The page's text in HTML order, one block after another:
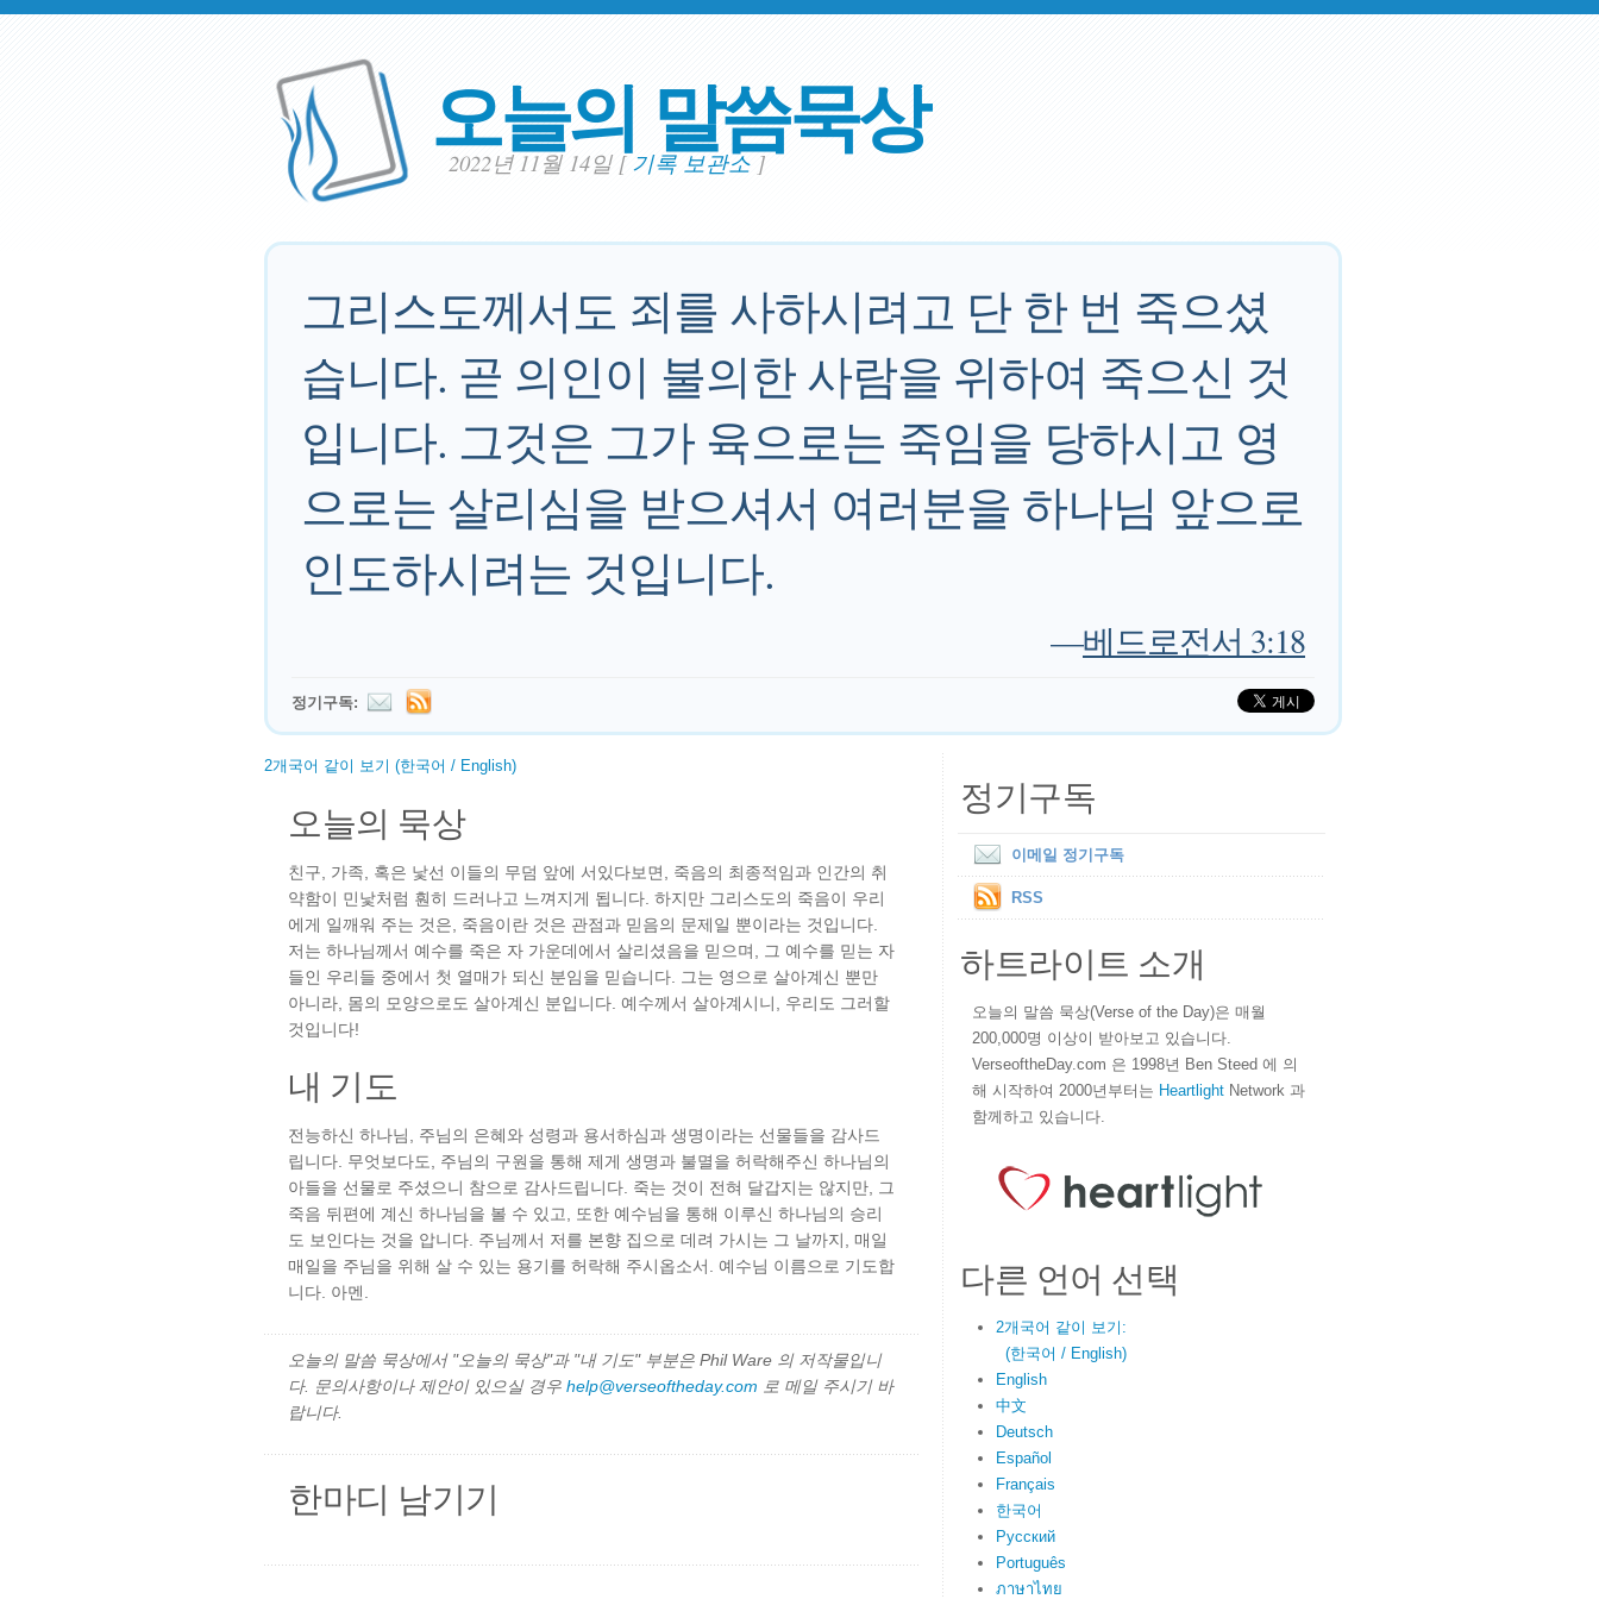
오늘의 말씀묵상
2022년 11월 14일 [기록 보관소]
그리스도께서도 죄를 사하시려고 단 한 번 죽으셨
습니다. 곧 의인이 불의한 사람을 위하여 죽으신 것
입니다. 그것은 그가 육으로는 죽임을 당하시고 영
으로는 살리심을 받으셔서 여러분을 하나님 앞으로
인도하시려는 것입니다.
—베드로전서 3:18
정기구독:
2개국어 같이 보기 (한국어 / English)
오늘의 묵상
친구, 가족, 혹은 낯선 이들의 무덤 앞에 서있다보면, 죽음의 최종적임과 인간의 취
약함이 민낯처럼 훤히 드러나고 느껴지게 됩니다. 하지만 그리스도의 죽음이 우리
에게 일깨워 주는 것은, 죽음이란 것은 관점과 믿음의 문제일 뿐이라는 것입니다.
저는 하나님께서 예수를 죽은 자 가운데에서 살리셨음을 믿으며, 그 예수를 믿는 자
들인 우리들 중에서 첫 열매가 되신 분임을 믿습니다. 그는 영으로 살아계신 뿐만
아니라, 몸의 모양으로도 살아계신 분입니다. 예수께서 살아계시니, 우리도 그러할
것입니다!
내 기도
전능하신 하나님, 주님의 은혜와 성령과 용서하심과 생명이라는 선물들을 감사드
립니다. 무엇보다도, 주님의 구원을 통해 제게 생명과 불멸을 허락해주신 하나님의
아들을 선물로 주셨으니 참으로 감사드립니다. 죽는 것이 전혀 달갑지는 않지만, 그
죽음 뒤편에 계신 하나님을 볼 수 있고, 또한 예수님을 통해 이루신 하나님의 승리
도 보인다는 것을 압니다. 주님께서 저를 본향 집으로 데려 가시는 그 날까지, 매일
매일을 주님을 위해 살 수 있는 용기를 허락해 주시옵소서. 예수님 이름으로 기도합
니다. 아멘.
오늘의 말씀 묵상에서 "오늘의 묵상"과 "내 기도" 부분은 Phil Ware 의 저작물입니
다. 문의사항이나 제안이 있으실 경우 help@verseoftheday.com 로 메일 주시기 바
랍니다.
한마디 남기기
정기구독
이메일 정기구독
RSS
하트라이트 소개
오늘의 말씀 묵상(Verse of the Day)은 매월
200,000명 이상이 받아보고 있습니다.
VerseoftheDay.com 은 1998년 Ben Steed 에 의
해 시작하여 2000년부터는 Heartlight Network 과
함께하고 있습니다.
다른 언어 선택
2개국어 같이 보기:
(한국어 / English)
English
中文
Deutsch
Español
Français
한국어
Русский
Português
ภาษาไทย